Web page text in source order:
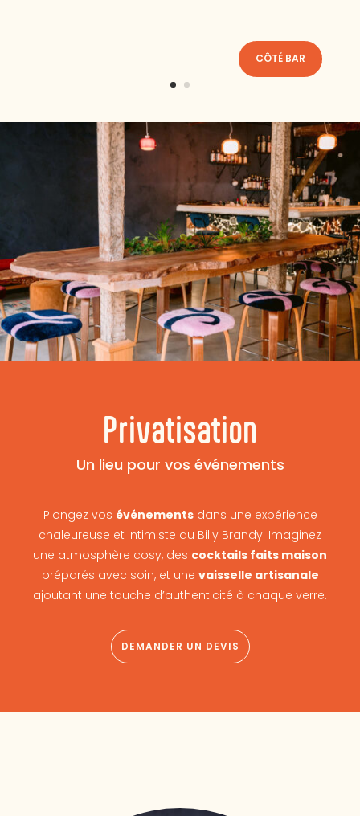
CÔTÉ BAR
Privatisation
Un lieu pour vos événements
Plongez vos événementsdans une expérience
chaleureuse et intimiste au Billy Brandy. Imaginez
une atmosphère cosy, des cocktails faits maison
préparés avec soin, et une vaisselle artisanale
ajoutant une touche d’authenticité à chaque verre.
DEMANDER UN DEVIS